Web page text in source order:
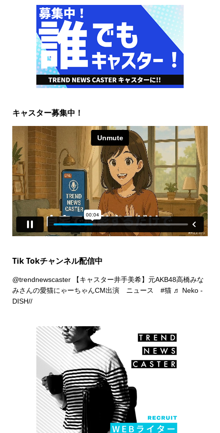
キャスター募集中！
Tik Tokチャンネル配信中
@trendnewscaster【キャスター井手美希】元AKB48高橋みな
みさんの愛猫にゃーちゃんCM出演 ニュース #猫 ♬ Neko -
DISH//